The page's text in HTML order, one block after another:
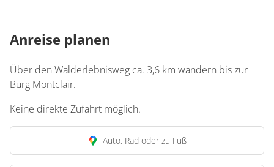
Anreise planen
Über den Walderlebnisweg ca. 3,6 km wandern bis zur
Burg Montclair.
Keine direkte Zufahrt möglich.
Auto, Rad oder zu Fuß